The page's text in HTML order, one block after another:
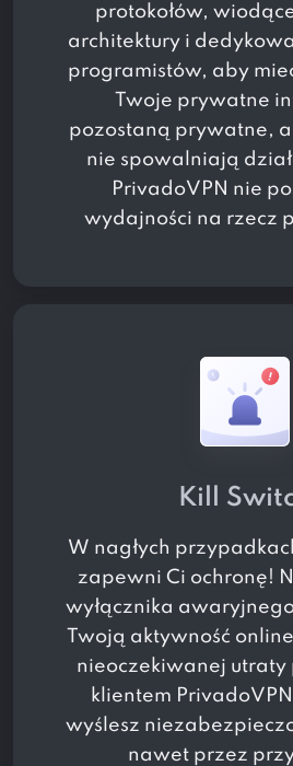
protokołów,
architektury i
programistów, aby
Twoje prywatne
pozostaną prywatne,
nie spowalniają
PrivadoVPN nie
wydajności na rzecz
Kill
W nagłych
zapewni Ci ochronę!
wyłącznika awaryjnego
Twoją aktywność
nieoczekiwanej utraty
klientem
wyślesz
nawet przez